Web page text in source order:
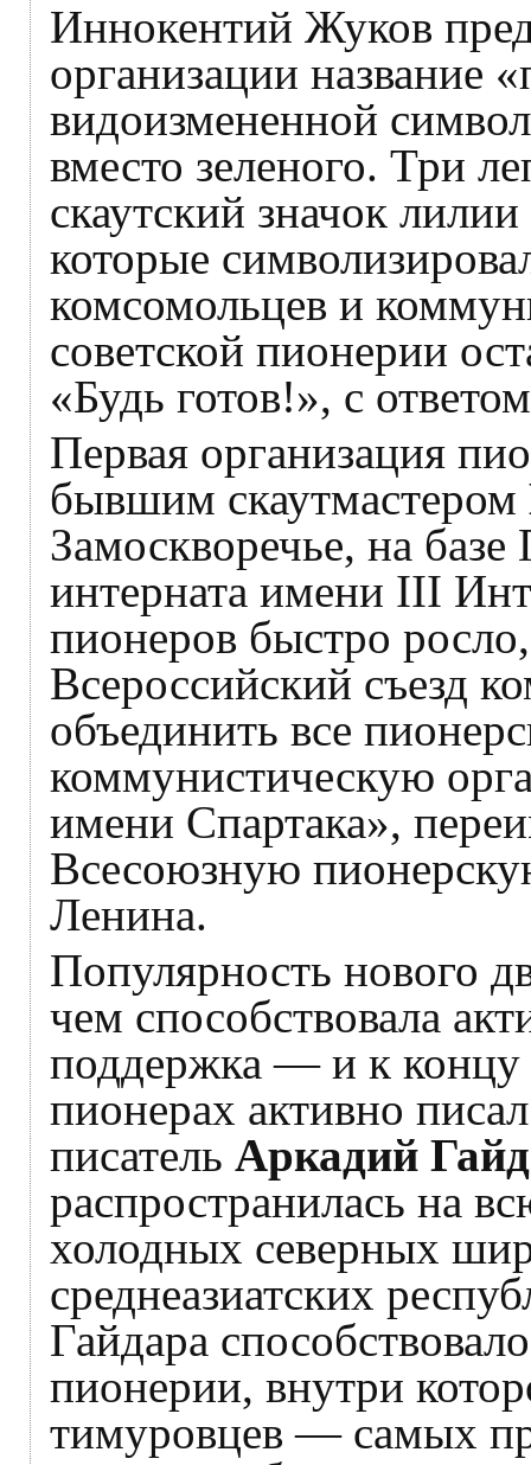
Иннокентий Жуков
организации название
видоизмененной
вместо зеленого. Три
скаутский значок
которые
комсомольцев и
советской пионерии
«Будь готов!», с
Первая организация
бывшим скаутмастером
Замоскворечье, на
интерната имени III
пионеров быстро
Всероссийский съезд
объединить все
коммунистическую
имени Спартака»,
Всесоюзную
Ленина.
Популярность нового
чем способствовала
поддержка — и к концу
пионерах активно
писатель Аркадий
распространилась на
холодных северных
среднеазиатских
Гайдара
пионерии, внутри
тимуровцев — самых